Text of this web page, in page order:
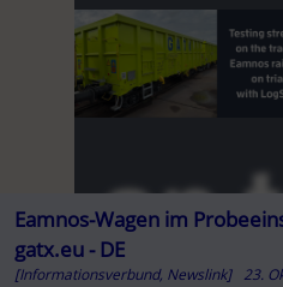
Eamnos-Wagen im
gatx.eu - DE
[Informationsverbund, Newslink] 23.